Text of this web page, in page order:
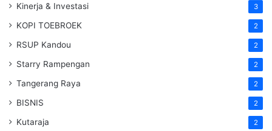
Kinerja & Investasi 3
KOPI TOEBROEK 2
RSUP Kandou 2
Starry Rampengan 2
Tangerang Raya 2
BISNIS 2
Kutaraja 2